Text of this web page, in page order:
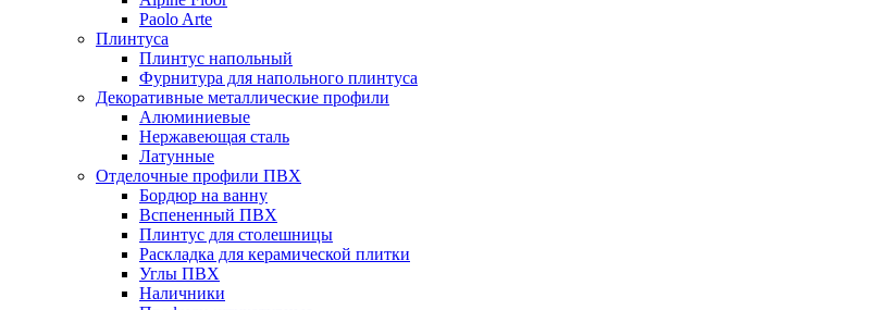
Paolo Arte
Плинтуса
Плинтус напольный
Фурнитура для напольного плинтуса
Декоративные металлические профили
Алюминиевые
Нержавеющая сталь
Латунные
Отделочные профили ПВХ
Бордюр на ванну
Вспененный ПВХ
Плинтус для столешницы
Раскладка для керамической плитки
Углы ПВХ
Наличники